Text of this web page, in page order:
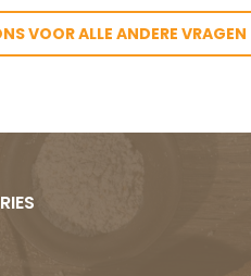
VOOR ALLE ANDERE VRAGEN